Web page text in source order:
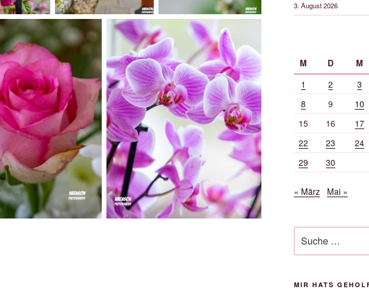
3. August 2026
M
D M
1
2 3
8
9 10
15
16 17
22
23 24
29
30
« März Mai »
nach:
MIR HATS